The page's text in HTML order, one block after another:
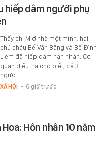
hiếp dâm người phụ
Thấy chị M ở nhà một mình, hai
chú cháu Bế Văn Bằng và Bế Đình
Liêm đã hiếp dâm nạn nhân. Cơ
quan điều tra cho biết, cả 3
người…
XÃ HỘI - 6 giờ trước
Hôn nhân 10 năm